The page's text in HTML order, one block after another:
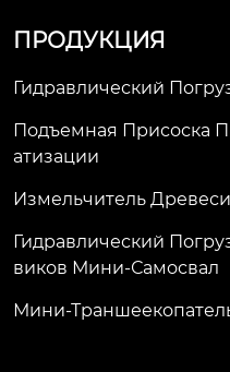
ПРОДУКЦИЯ
Гидравлический
Подъемная Присоска
Атизации
Измельчитель
Гидравлический
Виков Мини-Самосвал
Мини-